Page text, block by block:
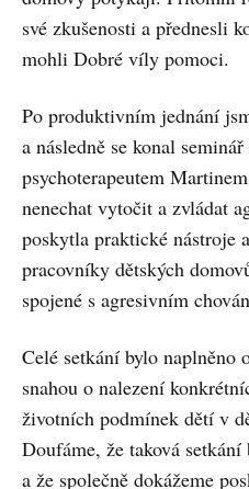
své zkušenosti a přednesli
mohli Dobré víly pomoci.
Po produktivním jednání
a následně se konal
psychoterapeutem
nenechat vytočit a zvládat
poskytla praktické nástroje
pracovníky dětských
spojené s agresivním
Celé setkání bylo naplněno
snahou o nalezení
životních podmínek dětí v
Doufáme, že taková
a že společně dokážeme